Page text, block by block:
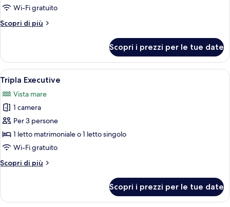
Executive,
mare
Wi-Fi gratuito
Scopri di più
Altri
Executive,
vista
mare
Scopri i prezzi per le tue date
Apri
tutte
le
foto
per
Tripla
Executive
Camera d'albergo con un letto
9
Tripla Executive
Vista mare
1 camera
Per 3 persone
1 letto matrimoniale o 1 letto singolo
Wi-Fi gratuito
Scopri di più
Altri
Executive
Scopri i prezzi per le tue date